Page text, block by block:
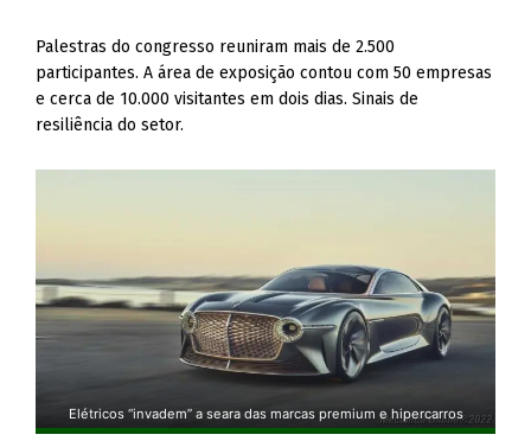
Palestras do congresso reuniram mais de 2.500
participantes. A área de exposição contou com 50 empresas
e cerca de 10.000 visitantes em dois dias. Sinais de
resiliência do setor.
Elétricos “invadem” a seara das marcas premium e hipercarros